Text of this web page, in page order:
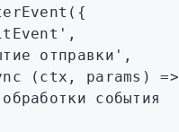
({
,
отправки' ,
(ctx , params) =>
события